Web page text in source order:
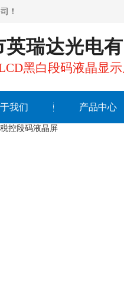
！
英瑞达光电
黑白段码液晶显
我们 产品中心
控段码液晶屏